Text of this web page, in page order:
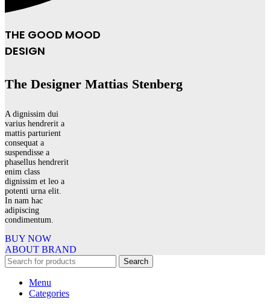
THE GOOD MOOD
DESIGN
The Designer Mattias Stenberg
A dignissim dui
varius hendrerit a
mattis parturient
consequat a
suspendisse a
phasellus hendrerit
enim class
dignissim et leo a
potenti urna elit.
In nam hac
adipiscing
condimentum.
BUY NOW
ABOUT BRAND
Search
Menu
Categories